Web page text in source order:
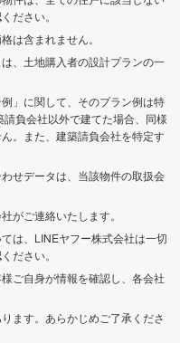
ださい。
は含まれません。
、土地購入者の設計プランの一
」に関して、そのプラン例は特
負会社以外で建てた場合、同様
。また、建築請負会社を特定す
せデータは、当該物件の取扱会
がご連絡いたします。
は、LINEヤフー株式会社は一切
ださい。
ご自身が情報を確認し、各会社
ます。あらかじめご了承くださ